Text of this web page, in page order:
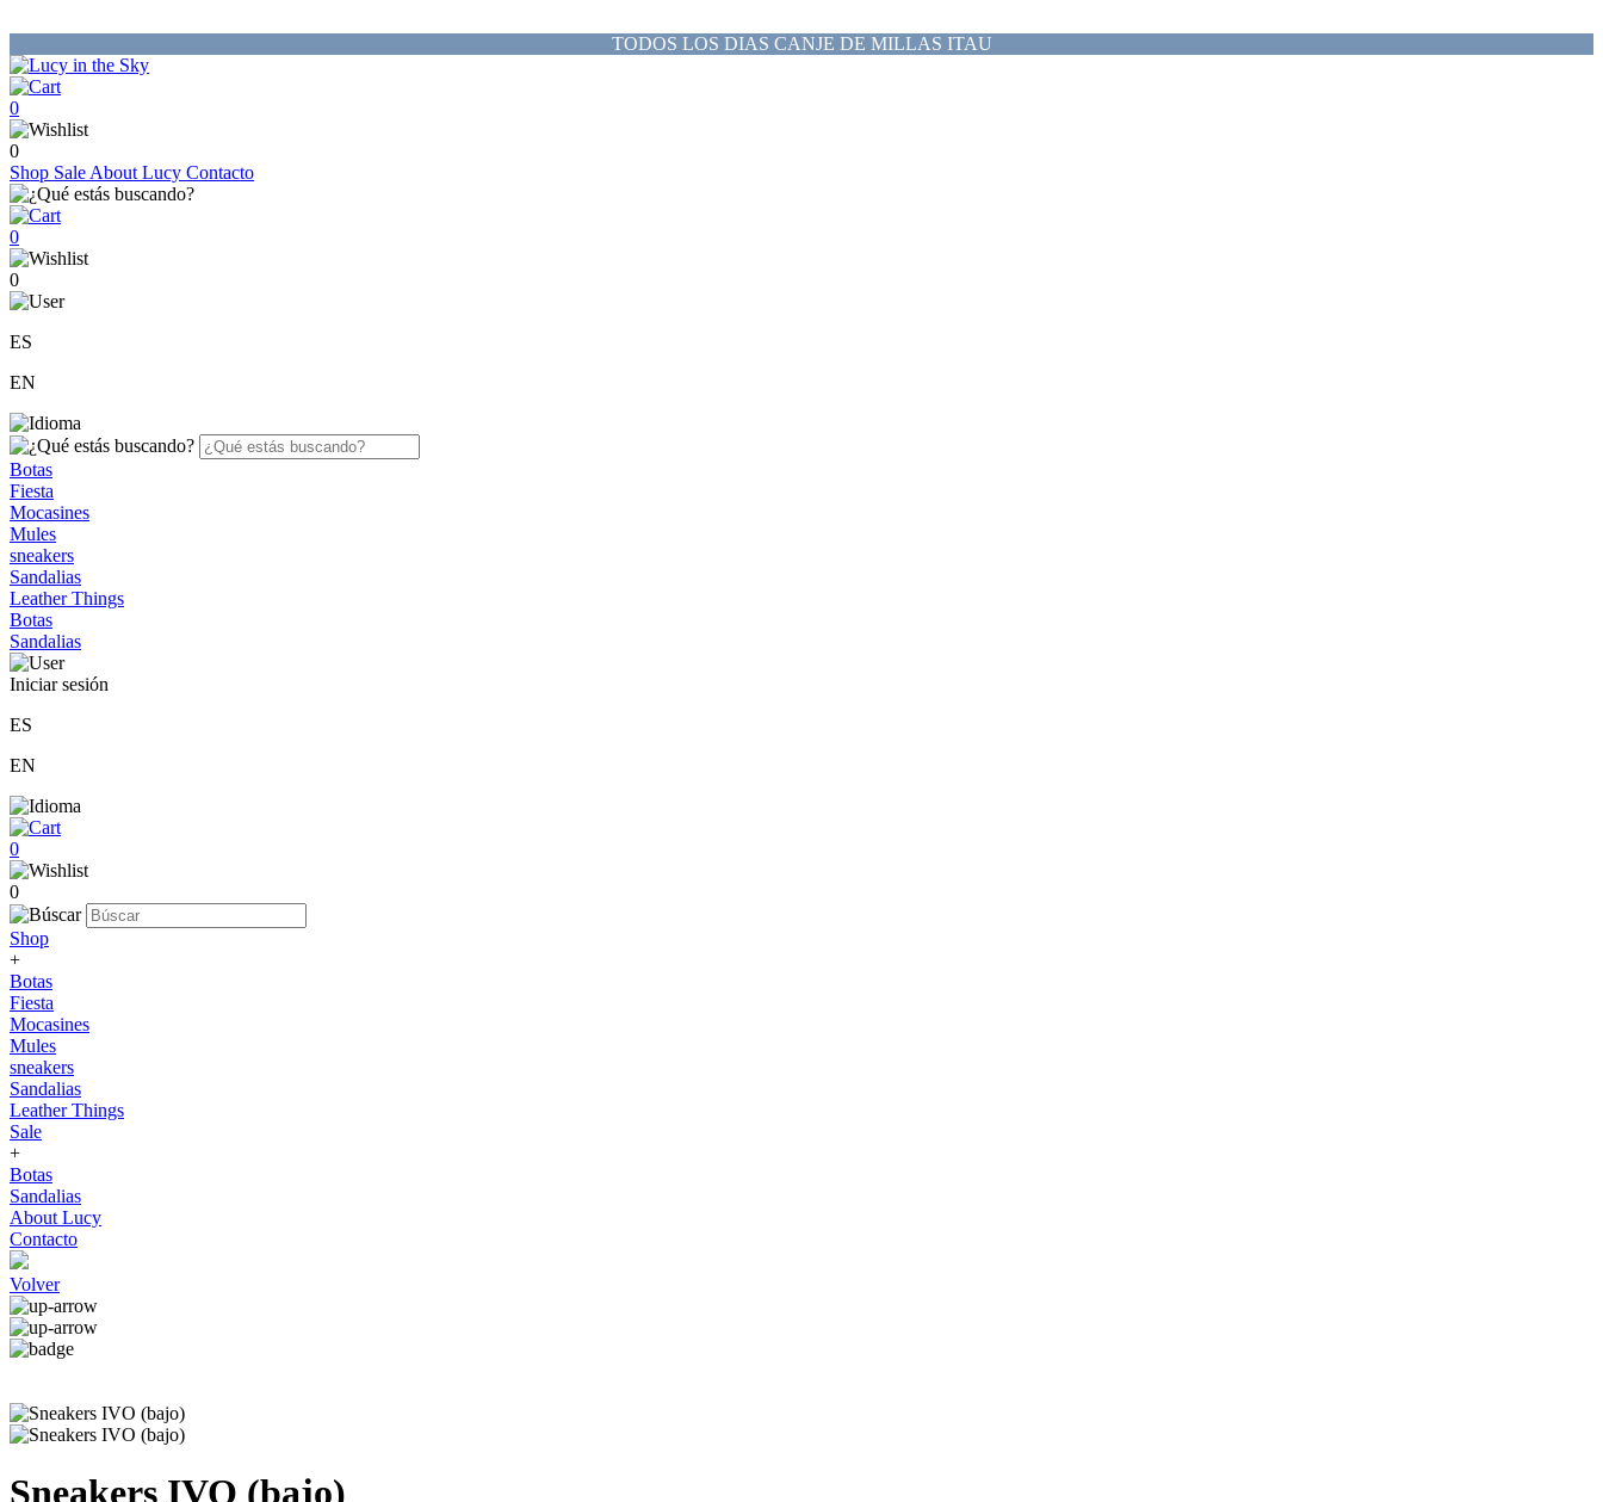
TODOS LOS DIAS CANJE DE MILLAS ITAU
0
0
Shop Sale About Lucy Contacto
0
0
ES
EN
Botas
Fiesta
Mocasines
Mules
sneakers
Sandalias
Leather Things
Botas
Sandalias
Iniciar sesión
ES
EN
0
0
Shop
+
Botas
Fiesta
Mocasines
Mules
sneakers
Sandalias
Leather Things
Sale
+
Botas
Sandalias
About Lucy
Contacto
Volver
Sneakers IVO (bajo)